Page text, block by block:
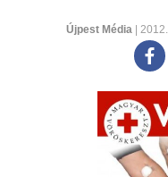
Újpest Média |